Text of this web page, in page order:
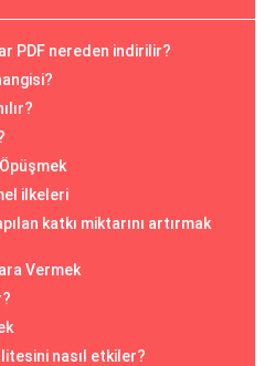
PDF nereden indirilir?
ilkeleri
katkı miktarını artırmak
Vermek
nasıl etkiler?